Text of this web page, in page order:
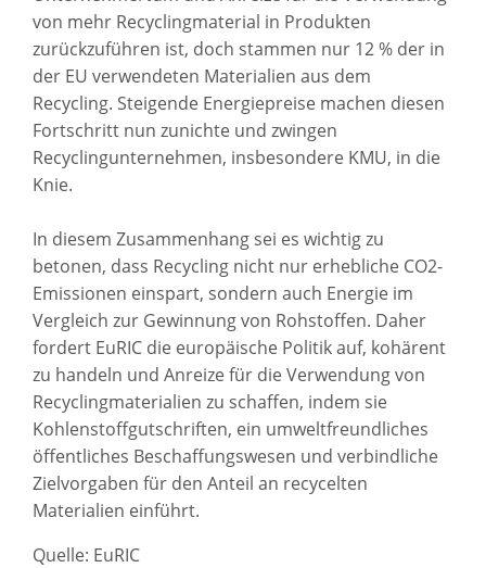
von mehr Recyclingmaterial in Produkten
zurückzuführen ist, doch stammen nur 12 % der in
der EU verwendeten Materialien aus dem
Recycling. Steigende Energiepreise machen diesen
Fortschritt nun zunichte und zwingen
Recyclingunternehmen, insbesondere KMU, in die
Knie.
In diesem Zusammenhang sei es wichtig zu
betonen, dass Recycling nicht nur erhebliche CO2-
Emissionen einspart, sondern auch Energie im
Vergleich zur Gewinnung von Rohstoffen. Daher
fordert EuRIC die europäische Politik auf, kohärent
zu handeln und Anreize für die Verwendung von
Recyclingmaterialien zu schaffen, indem sie
Kohlenstoffgutschriften, ein umweltfreundliches
öffentliches Beschaffungswesen und verbindliche
Zielvorgaben für den Anteil an recycelten
Materialien einführt.
Quelle: EuRIC